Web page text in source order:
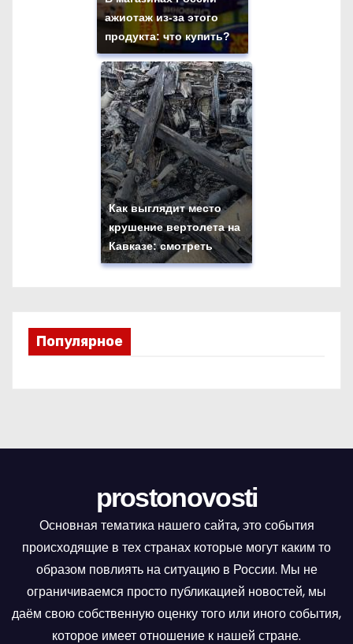
ажиотаж из-за этого
продукта: что купить?
Как выглядит место
крушение вертолета на
Кавказе: смотреть
Популярное
prostonovosti
Основная тематика нашего сайта, это события
происходящие в тех странах которые могут каким то
образом повлиять на ситуацию в России. Мы не
ограничиваемся просто публикацией новостей, мы
даём свою собственную оценку того или иного события,
которое имеет отношение к нашей стране.